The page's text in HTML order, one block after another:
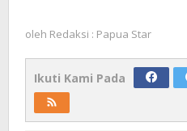
oleh Redaksi : Papua Star
Ikuti Kami Pada